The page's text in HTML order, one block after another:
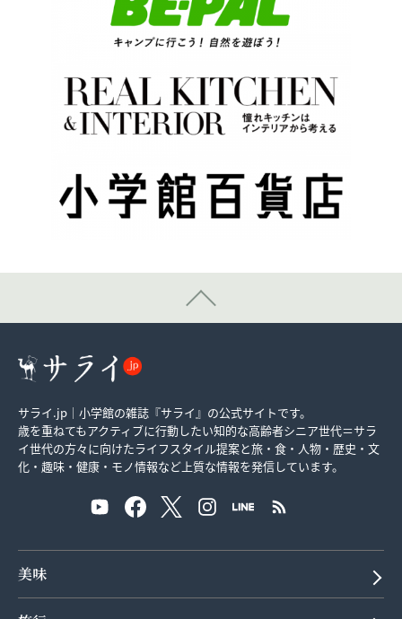
サライ.jp｜小学館の雑誌『サライ』の公式サイトです。
歳を重ねてもアクティブに行動したい知的な高齢者シニア世代＝サラ
イ世代の方々に向けたライフスタイル提案と旅・食・人物・歴史・文
化・趣味・健康・モノ情報など上質な情報を発信しています。
美味